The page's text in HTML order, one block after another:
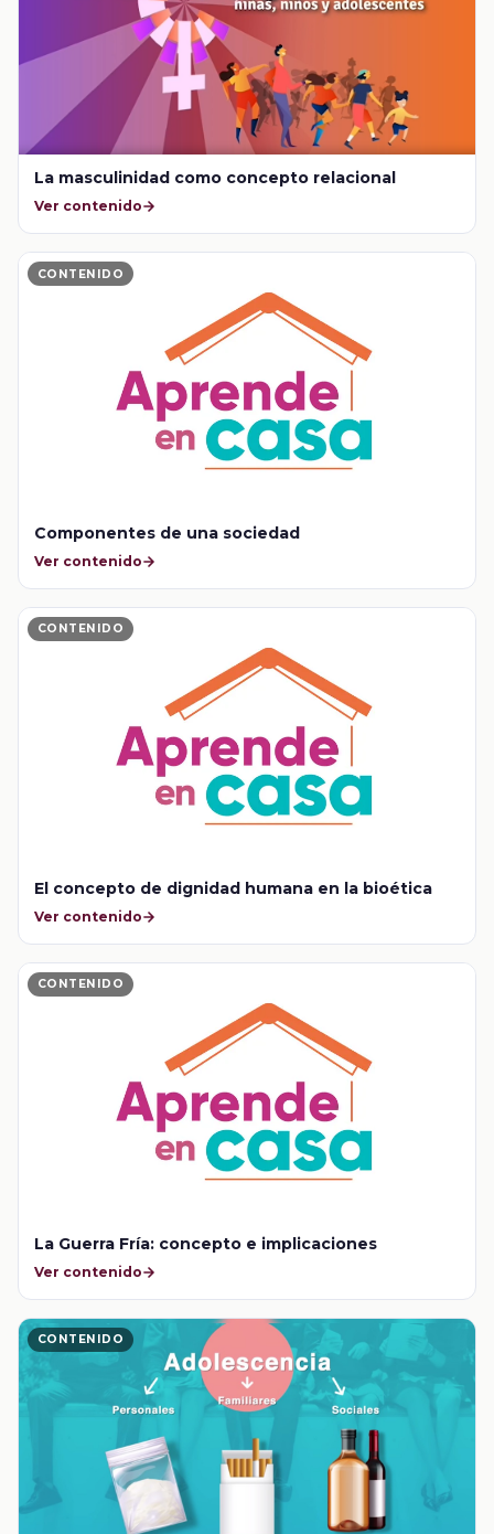
La masculinidad como concepto relacional
Ver contenido
CONTENIDO
Componentes de una sociedad
Ver contenido
CONTENIDO
El concepto de dignidad humana en la bioética
Ver contenido
CONTENIDO
La Guerra Fría: concepto e implicaciones
Ver contenido
CONTENIDO